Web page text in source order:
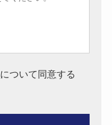
について同意する